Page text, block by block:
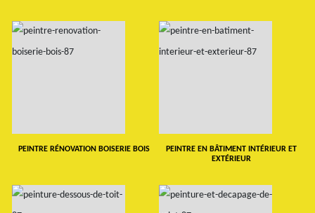
PEINTRE RÉNOVATION BOISERIE BOIS
PEINTRE EN BÂTIMENT INTÉRIEUR ET
EXTÉRIEUR